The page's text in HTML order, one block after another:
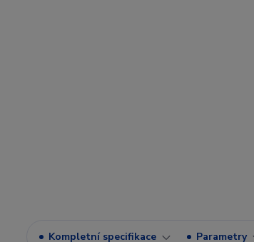
Kompletní specifikace Parametry